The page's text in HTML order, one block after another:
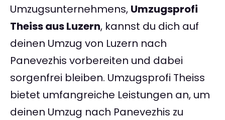
Umzugsunternehmens, Umzugsprofi
Theiss aus Luzern, kannst du dich auf
deinen Umzug von Luzern nach
Panevezhis vorbereiten und dabei
sorgenfrei bleiben. Umzugsprofi Theiss
bietet umfangreiche Leistungen an, um
deinen Umzug nach Panevezhis zu